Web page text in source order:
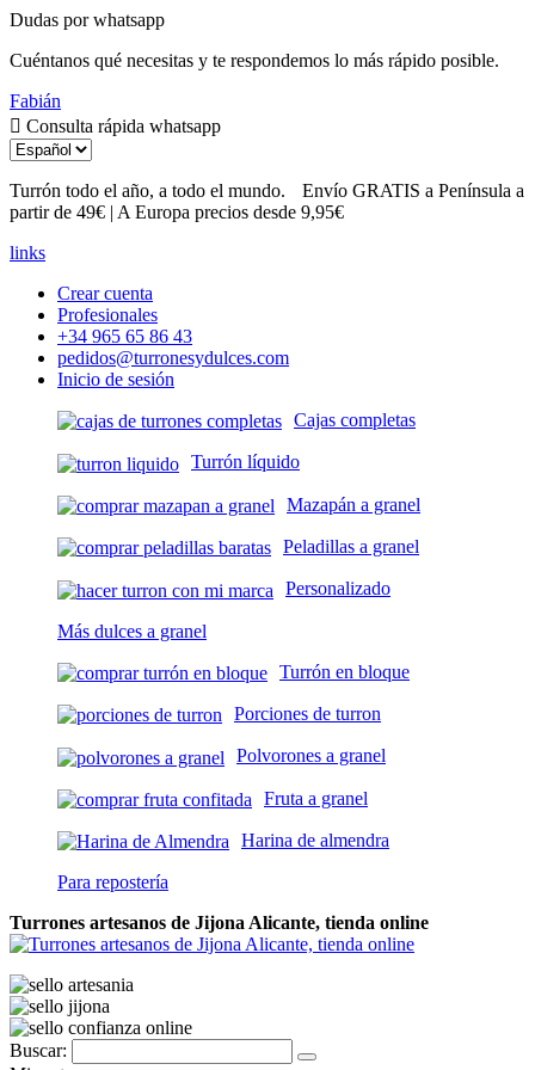
Dudas por whatsapp
Cuéntanos qué necesitas y te respondemos lo más rápido posible.
Fabián
Consulta rápida whatsapp
Turrón todo el año, a todo el mundo.
Envío GRATIS a Península
a partir de 49€ | A Europa precios desde 9,95€
links
Crear cuenta
Profesionales
+34 965 65 86 43
pedidos@turronesydulces.com
Inicio de sesión
Cajas completas
Turrón líquido
Mazapán a granel
Peladillas a granel
Personalizado
Más dulces a granel
Turrón en bloque
Porciones de turron
Polvorones a granel
Fruta a granel
Harina de almendra
Para repostería
Turrones artesanos de Jijona Alicante, tienda online
Buscar: